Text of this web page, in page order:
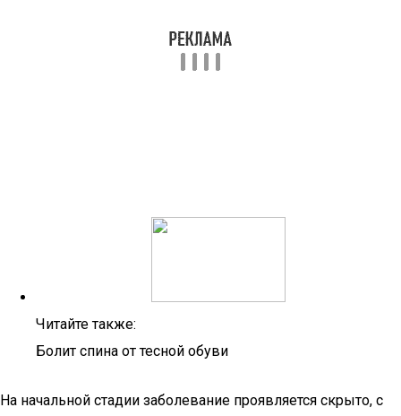
Читайте также:
Болит спина от тесной обуви
На начальной стадии заболевание проявляется скрыто, с